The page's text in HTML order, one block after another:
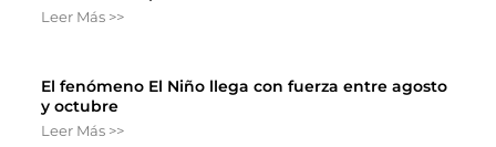
Leer Más >>
El fenómeno El Niño llega con fuerza entre agosto
y octubre
Leer Más >>